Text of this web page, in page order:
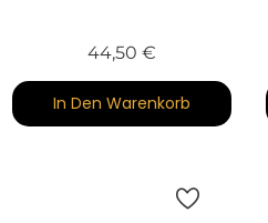
44,50 €Preis
In Den Warenkorb